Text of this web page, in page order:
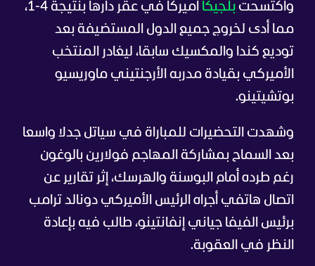
واكتسحت بلجيكا
أميركا في عقر دارها بنتيجة 4-1،
مما أدى لخروج جميع الدول المستضيفة بعد
توديع كندا والمكسيك سابقا، ليغادر المنتخب
الأميركي بقيادة مدربه الأرجنتيني ماوريسيو
بوتشيتينو.
وشهدت التحضيرات للمباراة في سياتل جدلا واسعا
بعد السماح بمشاركة المهاجم فولارين بالوغون
رغم طرده أمام البوسنة والهرسك، إثر تقارير عن
اتصال هاتفي أجراه الرئيس الأميركي دونالد ترامب
برئيس الفيفا جياني إنفانتينو، طالب فيه بإعادة
النظر في العقوبة.